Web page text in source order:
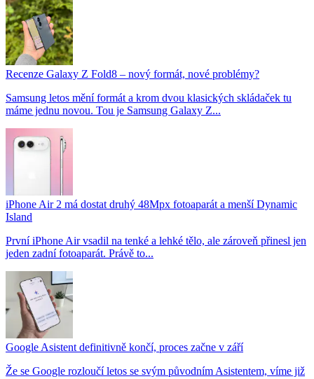
Recenze Galaxy Z Fold8 – nový formát, nové problémy?
Samsung letos mění formát a krom dvou klasických skládaček tu
máme jednu novou. Tou je Samsung Galaxy Z...
iPhone Air 2 má dostat druhý 48Mpx fotoaparát a menší Dynamic
Island
První iPhone Air vsadil na tenké a lehké tělo, ale zároveň přinesl jen
jeden zadní fotoaparát. Právě to...
Google Asistent definitivně končí, proces začne v září
Že se Google rozloučí letos se svým původním Asistentem, víme již